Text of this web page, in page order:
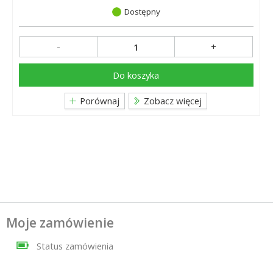
Dostępny
- +
Do koszyka
Porównaj Zobacz więcej
Moje zamówienie
Status zamówienia